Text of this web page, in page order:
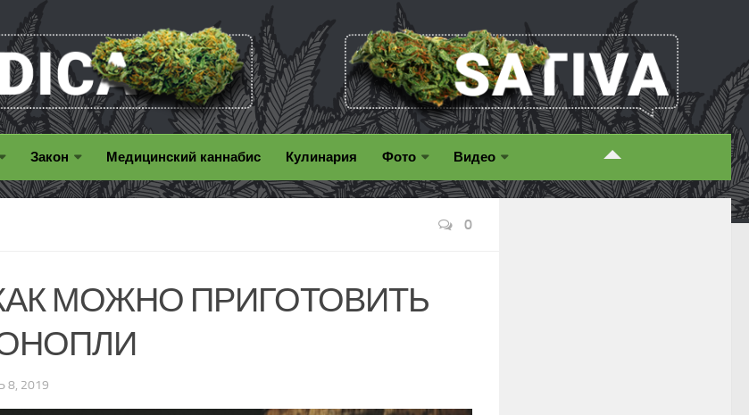
Закон Медицинcкий каннабис Кулинария Фото Видео
0
МОЖНО ПРИГОТОВИТЬ
8, 2019